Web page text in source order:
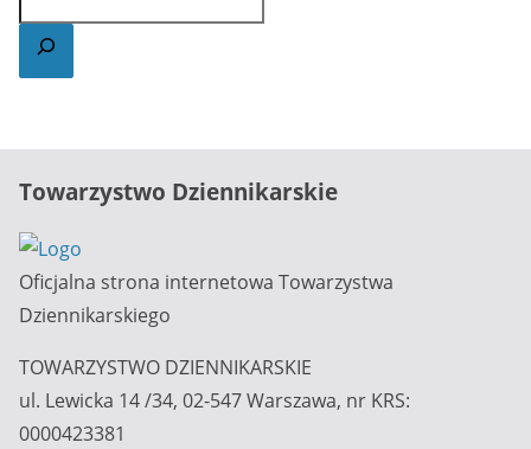
Towarzystwo Dziennikarskie
Oficjalna strona internetowa Towarzystwa
Dziennikarskiego
TOWARZYSTWO DZIENNIKARSKIE
ul. Lewicka 14 /34, 02-547 Warszawa, nr KRS:
0000423381